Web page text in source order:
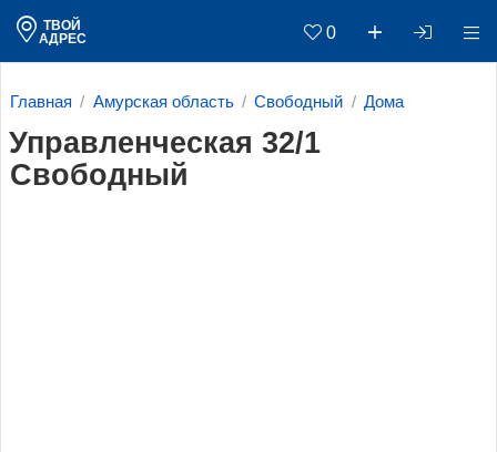
ТВОЙ
АДРЕС
0
Главная Амурская область Свободный Дома
Управленческая 32/1
Свободный